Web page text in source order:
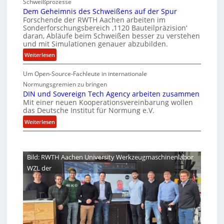
e
r
h
e
s
c
h
i
p
k
l
e
i
u
n
g
e
n
ff
z
i
e
n
e
r
l
e
n
z
w
i
r
r
e
a
V
i
P
e
s
i
d
p
L
ü
b
e
r
n
m
m
t
M
i
x
l
Dem Geheimnis des Schweißens auf der Spur
Forschende der RWTH Aachen arbeiten im
Sonderforschungsbereich ‚1120 Bauteilpräzision‘
daran, Abläufe beim Schweißen besser zu verstehen
und mit Simulationen genauer abzubilden.
Weiterlesen:
D
e
m
G
e
h
e
i
i
d
e
s
S
c
Um Open-Source-Fachleute in internationale
Normungsgremien zu bringen
DIN und Sovereign Tech Agency arbeiten zusammen
Mit einer neuen Kooperationsvereinbarung wollen
das Deutsche Institut für Normung e.V.
Weiterlesen:
D
u
d
S
o
v
e
Bild: RWTH Aachen University Werkzeugmaschinenlabor
WZL der